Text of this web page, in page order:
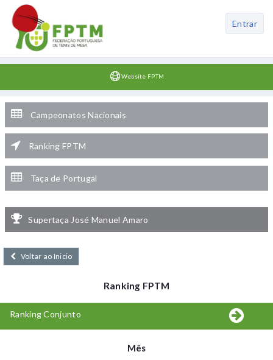
Website FPTM
Entrar
Campeonatos Nacionais
Ranking FPTM
Taça de Portugal
Supertaça José Manuel Amaro
Voltar ao Inicio
Ranking FPTM
Ranking Conjunto
Mês